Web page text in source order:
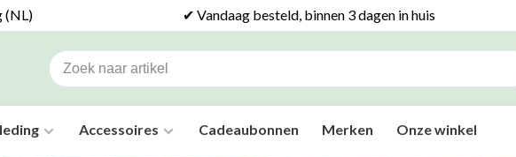
(NL) ✔ Vandaag besteld, binnen 3 dagen in huis
Accessoires Cadeaubonnen Merken Onze winkel